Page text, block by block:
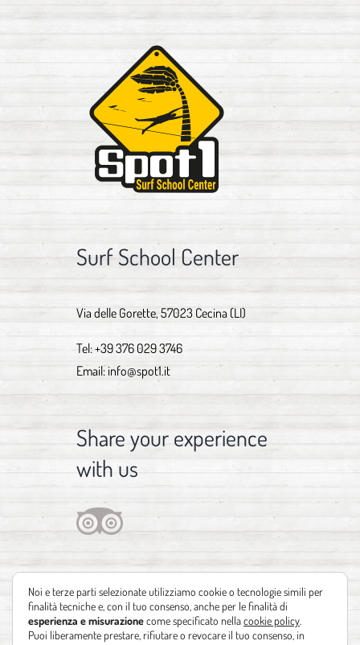
Surf School Center
Via delle Gorette, 57023 Cecina (LI)
Tel:+39 376 029 3746
Email: info@spot1.it
Share your experience
with us
Noi e terze parti selezionate utilizziamo cookie o tecnologie simili per
finalità tecniche e, con il tuo consenso, anche per le finalità di
esperienza e misurazionecome specificato nellacookie policy
Puoi liberamente prestare, rifiutare o revocare il tuo consenso, in